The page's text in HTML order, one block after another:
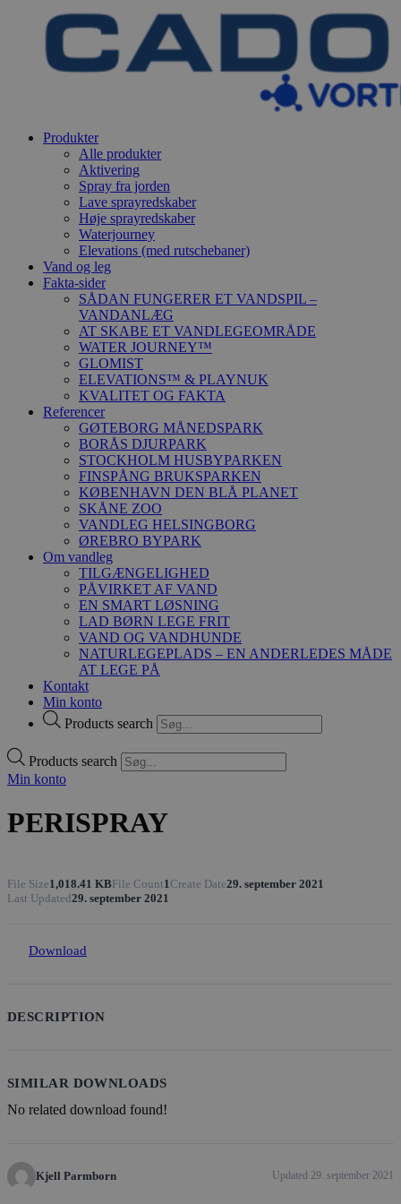
Produkter
Alle produkter
Aktivering
Spray fra jorden
Lave sprayredskaber
Høje sprayredskaber
Waterjourney
Elevations (med rutschebaner)
Vand og leg
Fakta-sider
SÅDAN FUNGERER ET VANDSPIL –
VANDANLÆG
AT SKABE ET VANDLEGEOMRÅDE
WATER JOURNEY™
GLOMIST
ELEVATIONS™ & PLAYNUK
KVALITET OG FAKTA
Referencer
GØTEBORG MÅNEDSPARK
BORÅS DJURPARK
STOCKHOLM HUSBYPARKEN
FINSPÅNG BRUKSPARKEN
KØBENHAVN DEN BLÅ PLANET
SKÅNE ZOO
VANDLEG HELSINGBORG
ØREBRO BYPARK
Om vandleg
TILGÆNGELIGHED
PÅVIRKET AF VAND
EN SMART LØSNING
LAD BØRN LEGE FRIT
VAND OG VANDHUNDE
NATURLEGEPLADS – EN ANDERLEDES MÅDE
AT LEGE PÅ
Kontakt
Min konto
Products search
Products search
Min konto
PERISPRAY
File Size1,018.41 KBFile Count1Create Date29. september 2021
Last Updated29. september 2021
Download
DESCRIPTION
SIMILAR DOWNLOADS
No related download found!
Kjell Parmborn Updated 29. september 2021